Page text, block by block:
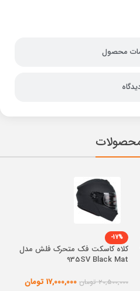
محصول
-17%
کلاه کاسکت فک متحرک فلش مدل
935SV Black Mat
20,500,000 تومان 17,000,000 تومان